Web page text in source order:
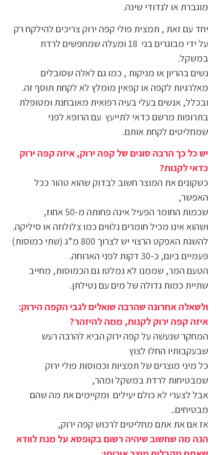
מוגברת או לנדודי שינה.
יחד עם זאת , תמצית פולי קפה ירוק צריכים להילקח רק
על ידי מבוגרים בני 18 ומעלה שמחפשים לרדת
במשקל.
נשים בהריון או מניקות , כמו גם לאלה שסובלים
מאלרגיות לקפה או קפאין מומלץ לא לקחת תוסף זה.
ובכלל, אנשים בעלי בעיה רפואית מאובחנת ומטופלת
בתרופות מרשם כדאי לתייעץ עם הרופא לפני
שמחליטים לקחת אותם.
יש כל כך הרבה סוגים של קפה ירוק, איזה קפה ירוק
כדאי לקנות?
כשקונים את המוצר חשוב לבדוק שהוא טהור ככל
האפשר,
שכמות החומר הפעיל אינה פחותה מ-50 אחוז,
ושהוא אינו מכיל חומרים נלווים כמו צלולוזה או סיליקה.
להשגת האפקט הרצוי יש לצרוך 800 מ”ג (שתי כמוסות)
פעמיים ביום, כ-30 דקות לפני הארוחה.
הטעם המר, שממנו לא נמלטו גם הכמוסות, מחייב
שתיית כמות גדולה של מים עם נטילתן.
ולשאלה אחרונה שהרבה שואלים לגבי הקפה הירוק:
איזה קפה ירוק לקנות, ממה להיזהר?
המחקר שנעשה על קפה ירוק הביא להרבה רעש
שבעקבותיו החלו לצוץ
כל מיני מוצרים של תמציות וכמוסות פולי ירוק
שמבטיחות לרדת במשקל ומהר,
אבל לצערי לא כולם יעילים ומקיימים את מה שהם
מבטיחים..
אז אם את אתם מחליטים לרכוש קפה ירוק,
הנה מה שחשוב שיהיה רשום בקופסא על מנת לוודא